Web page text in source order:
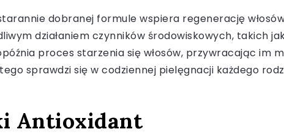
dobranej formule wspiera regenerację
działaniem czynników środowiskowych, takich
proces starzenia się włosów, przywracając im
sprawdzi się w codziennej pielęgnacji każdego
Antioxidant